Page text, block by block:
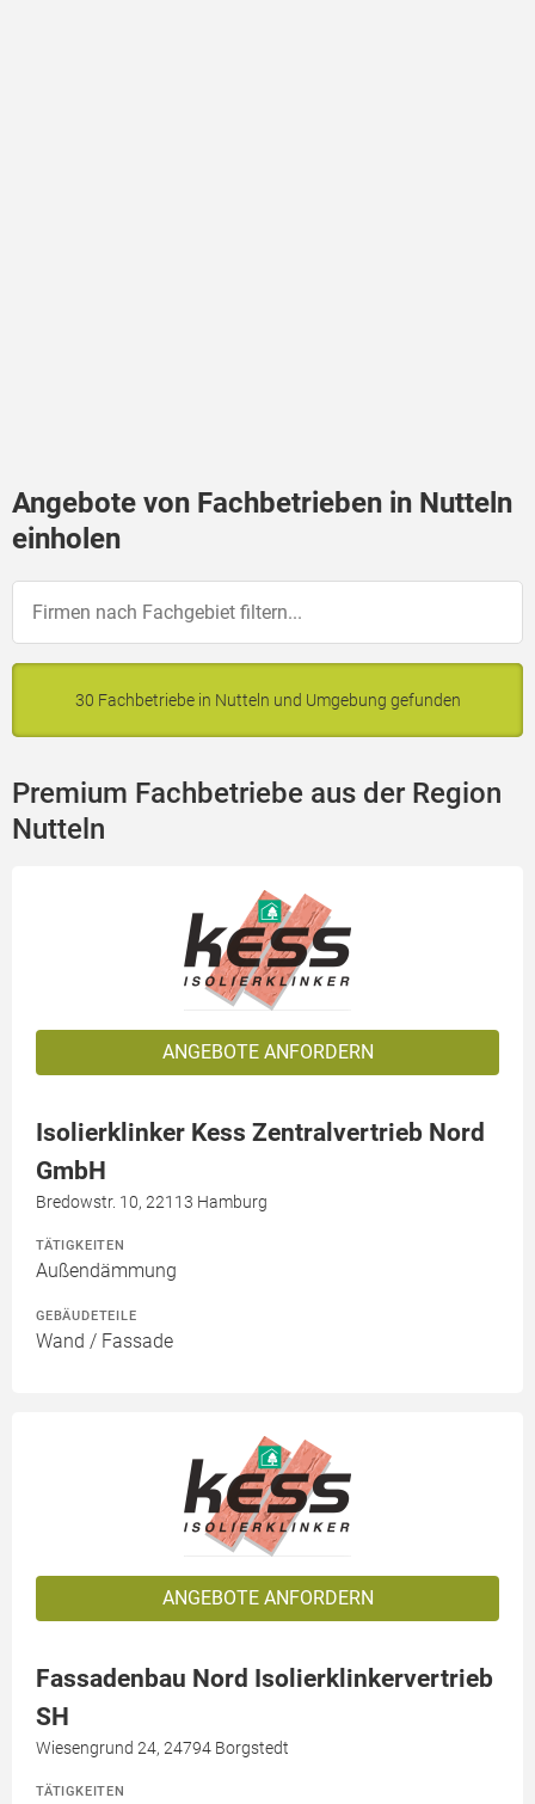
Angebote von Fachbetrieben in Nutteln
einholen
30 Fachbetriebe in Nutteln und Umgebung gefunden
Premium Fachbetriebe aus der Region
Nutteln
ANGEBOTE ANFORDERN
Isolierklinker Kess Zentralvertrieb Nord
GmbH
Bredowstr. 10, 22113 Hamburg
TÄTIGKEITEN
Außendämmung
GEBÄUDETEILE
Wand / Fassade
ANGEBOTE ANFORDERN
Fassadenbau Nord Isolierklinkervertrieb
SH
Wiesengrund 24, 24794 Borgstedt
TÄTIGKEITEN